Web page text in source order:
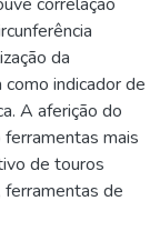
da
indicador de
A aferição do
mais
de touros
de